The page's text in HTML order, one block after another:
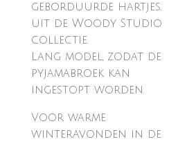
geborduurde hartjes,
uit de Woody Studio
collectie.
Lang model, zodat de
pyjamabroek kan
ingestopt worden.
Voor warme
winteravonden in de